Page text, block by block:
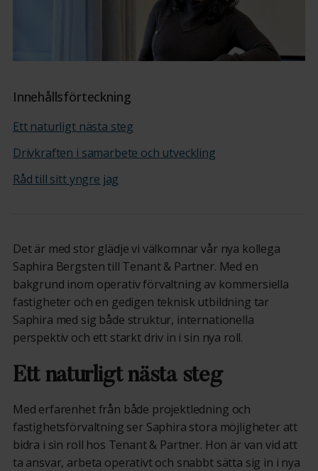
Innehållsförteckning
Ett naturligt nästa steg
Drivkraften i samarbete och utveckling
Råd till sitt yngre jag
Det är med stor glädje vi välkomnar vår nya kollega
Saphira Bergsten till Tenant & Partner. Med en
bakgrund inom operativ förvaltning av kommersiella
fastigheter och en gedigen teknisk utbildning tar
Saphira med sig både struktur, internationella
perspektiv och ett starkt driv in i sin nya roll.
Ett naturligt nästa steg
Med erfarenhet från både projektledning och
fastighetsförvaltning ser Saphira stora möjligheter att
bidra i sin roll hos Tenant & Partner. Hon är van vid att
ta ansvar, arbeta operativt och snabbt sätta sig in i nya